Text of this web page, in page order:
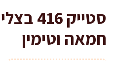
סטייק
חמאה וטימין